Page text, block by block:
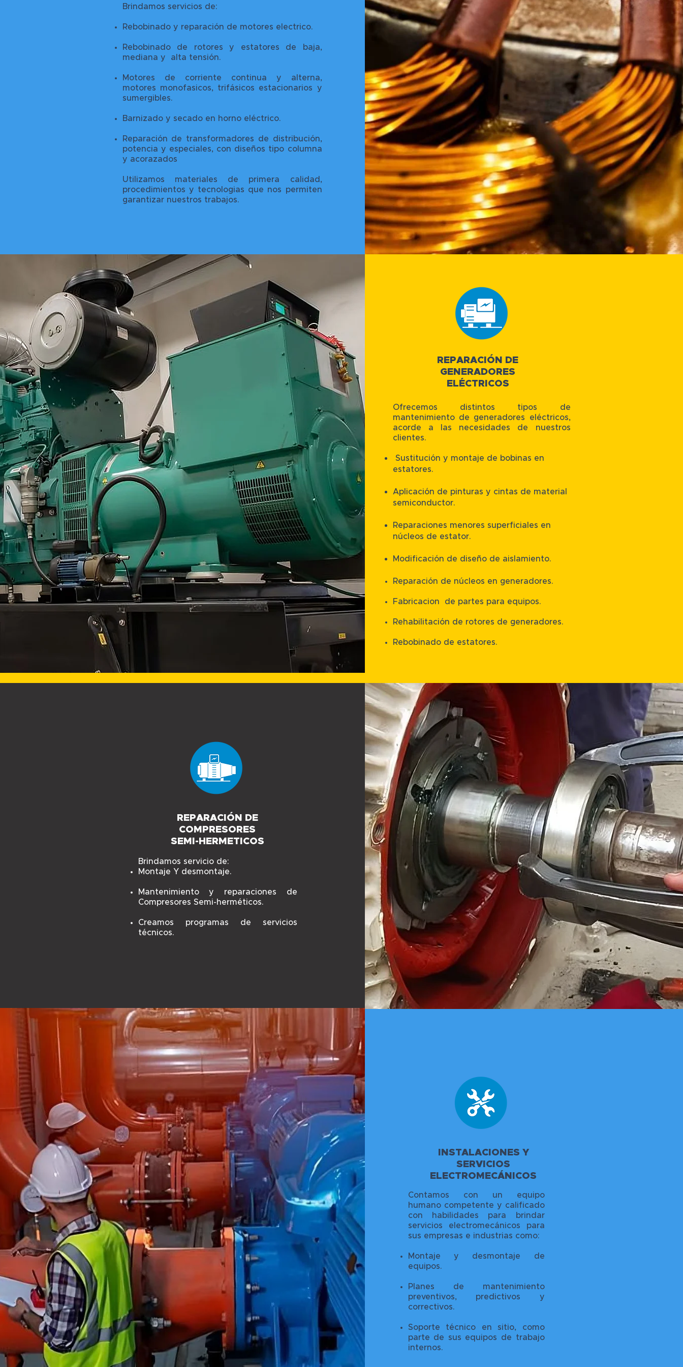
Brindamos servicios de:
Rebobinado y reparación de motores electrico.
Rebobinado de rotores y estatores de baja,
mediana y alta tensión.
Motores de corriente continua y alterna,
motores monofasicos, trifásicos estacionarios y
sumergibles.
Barnizado y secado en horno eléctrico.
Reparación de transformadores de distribución,
potencia y especiales, con diseños tipo columna
y acorazados
Utilizamos materiales de primera calidad,
procedimientos y tecnologias que nos permiten
garantizar nuestros trabajos.
REPARACIÓN DE
GENERADORES
ELÉCTRICOS
Ofrecemos distintos tipos de
mantenimiento de generadores eléctricos,
acorde a las necesidades de nuestros
clientes.
Sustitución y montaje de bobinas en
estatores.
Aplicación de pinturas y cintas de material
semiconductor.
Reparaciones menores superficiales en
núcleos de estator.
Modificación de diseño de aislamiento.
Reparación de núcleos en generadores.
Fabricacion de partes para equipos.
Rehabilitación de rotores de generadores.
Rebobinado de estatores.
REPARACIÓN DE
COMPRESORES
SEMI-HERMETICOS
Brindamos servicio de:
Montaje Y desmontaje.
Mantenimiento y reparaciones de
Compresores Semi-herméticos.
Creamos programas de servicios
técnicos.
INSTALACIONES Y
SERVICIOS
ELECTROMECÁNICOS
Contamos con un equipo
humano competente y calificado
con habilidades para brindar
servicios electromecánicos para
sus empresas e industrias como:
Montaje y desmontaje de
equipos.
Planes de mantenimiento
preventivos, predictivos y
correctivos.
Soporte técnico en sitio, como
parte de sus equipos de trabajo
internos.